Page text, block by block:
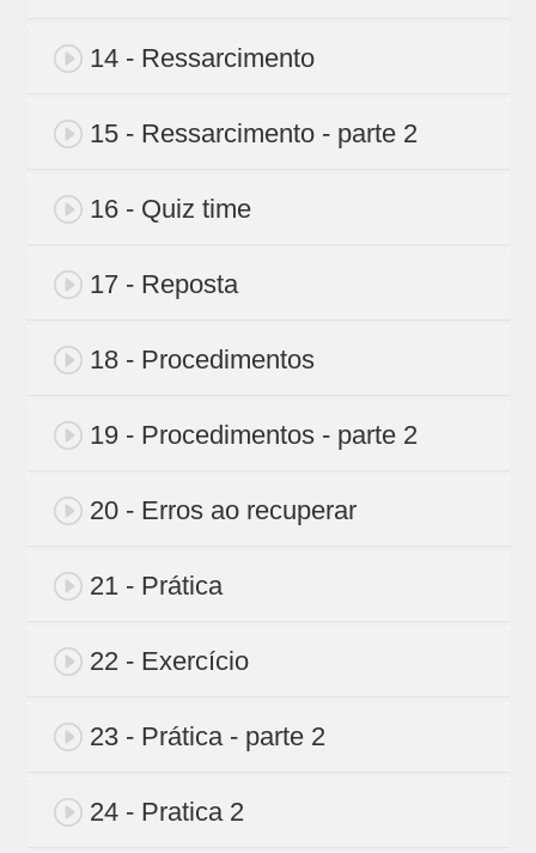
14 - Ressarcimento
15 - Ressarcimento - parte 2
16 - Quiz time
17 - Reposta
18 - Procedimentos
19 - Procedimentos - parte 2
20 - Erros ao recuperar
21 - Prática
22 - Exercício
23 - Prática - parte 2
24 - Pratica 2